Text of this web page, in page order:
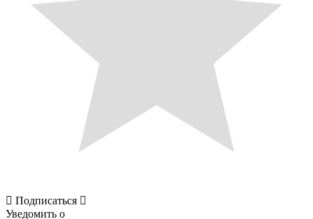
Подписаться
Уведомить о